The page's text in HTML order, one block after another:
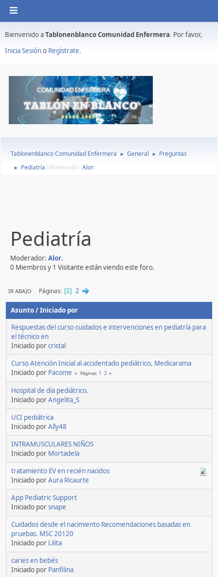
Bienvenido aTablonenblanco Comunidad Enfermera. Por favor,
Inicia Sesióno Regístrate.
Tablonenblanco Comunidad Enfermera ► General ► Preguntas
► Pediatría (Moderador: Alor)
Pediatría
Moderador: Alor.
0 Miembros y 1 Visitante están viendo este foro.
IR ABAJO Páginas 1 2
Asunto/Iniciado por
Respuestas del curso cuidados e intervenciones en pediatría para
el técnico en
Iniciado porcristal
Curso Atención Inicial al accidentado pediátrico, Medicarama
Iniciado por Pacome Páginas 1 2
Hospital de día pediátrico.
Iniciado porAngelita_S
UCI pediátrica
Iniciado porAlly48
INTRAMUSCULARES NIÑOS
Iniciado por Mortadela
tratamiento EV en recién nacidos
Iniciado porAura Ricaurte
App Pediatric Support
Iniciado porsnape
Cuidados desde el nacimiento Recomendaciones basadas en
pruebas. MSC 20120
Iniciado por Lilita
caries en bebés
Iniciado por Panfilina